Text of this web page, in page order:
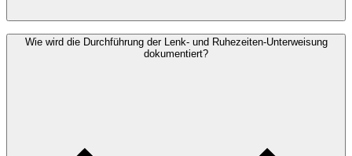
Das Modul Lenk- und Ruhezeiten ist derzeit in deutscher Sprache
verfügbar. Für Unternehmen mit Fahrern anderer Muttersprache
Wie wird die Durchführung der Lenk- und Ruhezeiten-Unterweisung
dokumentiert?